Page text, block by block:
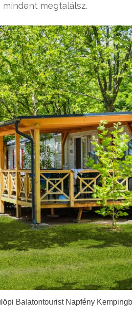
megtalálsz.
Balatontourist Napfény